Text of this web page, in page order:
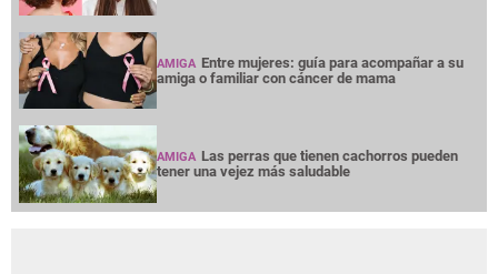
AMIGA Entre mujeres: guía para acompañar a su
amiga o familiar con cáncer de mama
AMIGA Las perras que tienen cachorros pueden
tener una vejez más saludable